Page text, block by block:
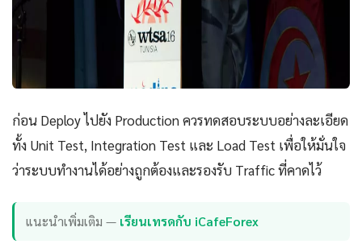
ก่อน Deploy ไปยัง Production ควรทดสอบระบบอย่างละเอียด
ทั้ง Unit Test, Integration Test และ Load Test เพื่อให้มั่นใจ
ว่าระบบทำงานได้อย่างถูกต้องและรองรับ Traffic ที่คาดไว้
แนะนำเพิ่มเติม — เรียนเทรดกับ iCafeForex